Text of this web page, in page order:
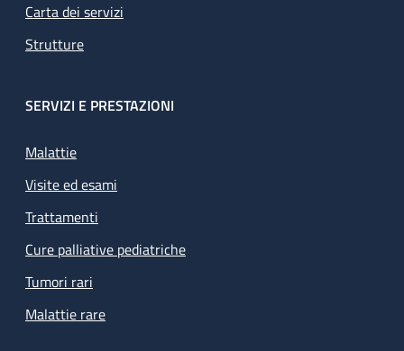
Carta dei servizi
Strutture
SERVIZI E PRESTAZIONI
Malattie
Visite ed esami
Trattamenti
Cure palliative pediatriche
Tumori rari
Malattie rare